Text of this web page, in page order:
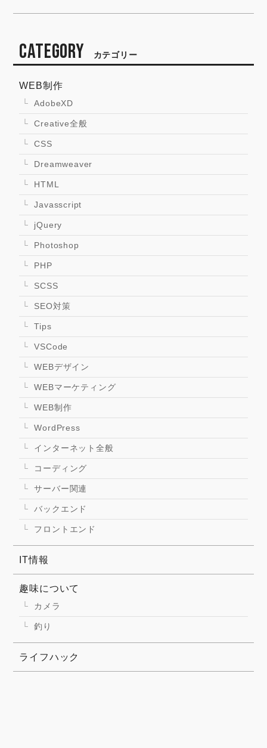
CATEGORY カテゴリー
WEB制作
AdobeXD
Creative全般
CSS
Dreamweaver
HTML
Javasscript
jQuery
Photoshop
PHP
SCSS
SEO対策
Tips
VSCode
WEBデザイン
WEBマーケティング
WEB制作
WordPress
インターネット全般
コーディング
サーバー関連
バックエンド
フロントエンド
IT情報
趣味について
カメラ
釣り
ライフハック